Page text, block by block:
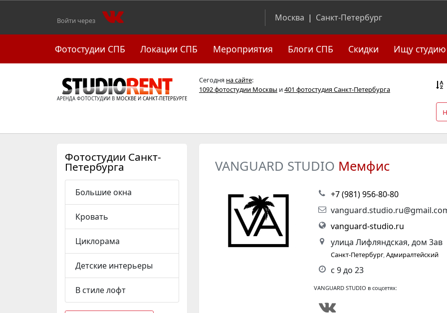
Войти через Москва | Санкт-Петербург
Фотостудии СПБ Локации СПБ Мероприятия Блоги СПБ Скидки Ищу студию
АРЕНДА ФОТОСТУДИИ В МОСКВЕ И САНКТ-ПЕТЕРБУРГЕ
Сегодня на сайте:
1092 фотостудии Москвы и401 фотостудия Санкт-Петербурга
VANGUARD STUDIO Мемфис
+7 (981) 956-80-80
vanguard-studio.ru
улица Лифляндская, дом 3ав
Санкт-Петербург,Адмиралтейский
с 9 до 23
VANGUARD STUDIO в соцсетях:
Фотостудии Санкт-
Петербурга
Большие окна
Кровать
Циклорама
Детские интерьеры
В стиле лофт